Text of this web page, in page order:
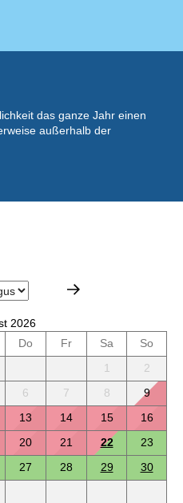
das ganze Jahr einen
außerhalb der
2026
Do Fr Sa
So
1
2
6 7 8
9
13 14 15
16
20 21 22
23
27 28 29
30